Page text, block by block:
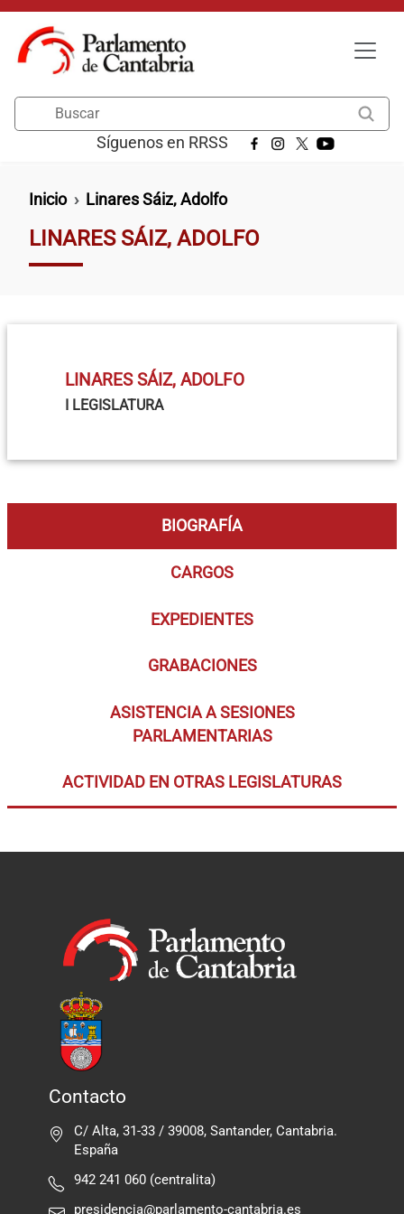
Pasar al contenido principal
Síguenos en RRSS
Ruta de navegación
Inicio Linares Sáiz, Adolfo
LINARES SÁIZ, ADOLFO
LINARES SÁIZ, ADOLFO
I LEGISLATURA
BIOGRAFÍA
CARGOS
EXPEDIENTES
GRABACIONES
ASISTENCIA A SESIONES
PARLAMENTARIAS
ACTIVIDAD EN OTRAS LEGISLATURAS
Contacto
C/ Alta, 31-33 / 39008, Santander, Cantabria.
España
942 241 060 (centralita)
presidencia@parlamento-cantabria.es